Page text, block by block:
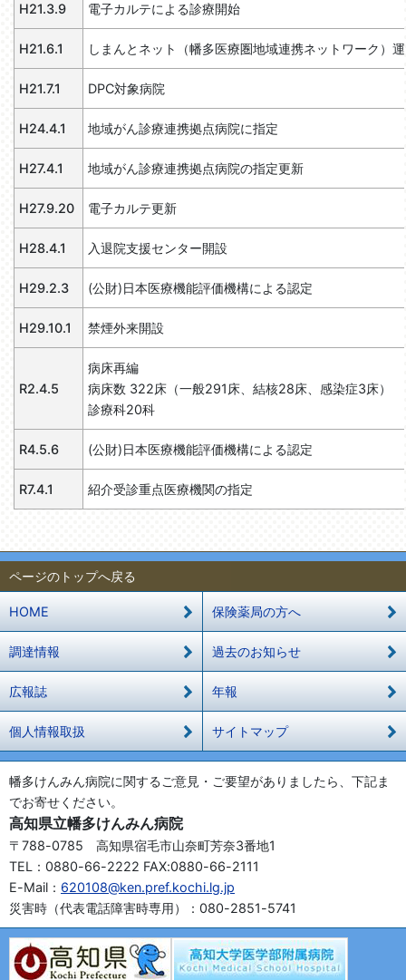
H21.3.9 電子カルテによる診療開始
H21.6.1 しまんとネット（幡多医療圏地域連携ネットワーク）
H21.7.1 DPC対象病院
H24.4.1 地域がん診療連携拠点病院に指定
H27.4.1 地域がん診療連携拠点病院の指定更新
H27.9.20 電子カルテ更新
H28.4.1 入退院支援センター開設
H29.2.3 (公財)日本医療機能評価機構による認定
H29.10.1 禁煙外来開設
R2.4.5
病床再編
病床数 322床（一般291床、結核28床、感染症3床）
診療科20科
R4.5.6 (公財)日本医療機能評価機構による認定
R7.4.1 紹介受診重点医療機関の指定
ページのトップへ戻る
HOME 保険薬局の方へ
調達情報 過去のお知らせ
広報誌 年報
個人情報取扱 サイトマップ
幡多けんみん病院に関するご意見・ご要望がありましたら、下記ま
でお寄せください。
高知県立幡多けんみん病院
〒788-0785 高知県宿毛市山奈町芳奈3番地1
TEL：0880-66-2222 FAX:0880-66-2111
E-Mail： 620108@ken.pref.kochi.lg.jp
災害時（代表電話障害時専用）：080-2851-5741